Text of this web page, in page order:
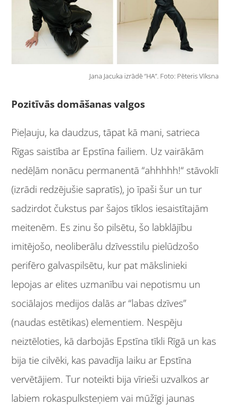
Jana Jacuka izrādē “HA”. Foto: Pēteris Vīksna
Pozitīvās domāšanas valgos
Pieļauju, ka daudzus, tāpat kā mani, satrieca
Rīgas saistība ar Epstīna failiem. Uz vairākām
nedēļām nonācu permanentā “ahhhhh!“ stāvoklī
(izrādi redzējušie sapratīs), jo īpaši šur un tur
sadzirdot čukstus par šajos tīklos iesaistītajām
meitenēm. Es zinu šo pilsētu, šo labklājību
imitējošo, neoliberālu dzīvesstilu pielūdzošo
perifēro galvaspilsētu, kur pat mākslinieki
lepojas ar elites uzmanību vai nepotismu un
sociālajos medijos dalās ar “labas dzīves”
(naudas estētikas) elementiem. Nespēju
neiztēloties, kā darbojās Epstīna tīkli Rīgā un kas
bija tie cilvēki, kas pavadīja laiku ar Epstīna
vervētājiem. Tur noteikti bija vīrieši uzvalkos ar
labiem rokaspulksteņiem vai mūžīgi jaunas